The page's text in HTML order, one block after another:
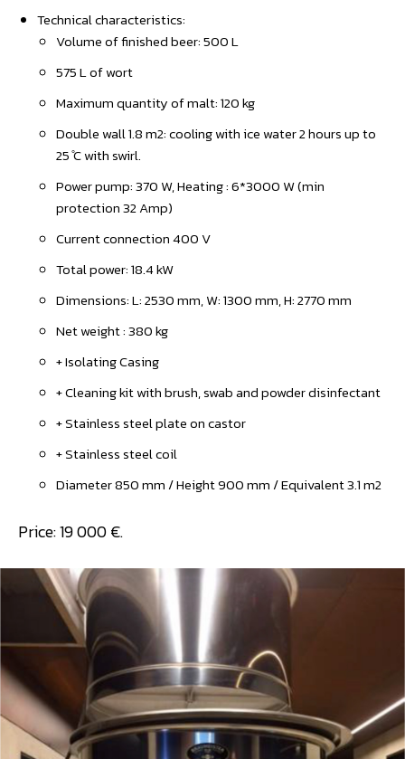
Technical characteristics:
Volume of finished beer: 500 L
575 L of wort
Maximum quantity of malt: 120 kg
Double wall 1.8 m2: cooling with ice water 2 hours up to
25 ̊C with swirl.
Power pump: 370 W, Heating : 6*3000 W (min
protection 32 Amp)
Current connection 400 V
Total power: 18.4 kW
Dimensions: L: 2530 mm, W: 1300 mm, H: 2770 mm
Net weight : 380 kg
+ Isolating Casing
+ Cleaning kit with brush, swab and powder disinfectant
+ Stainless steel plate on castor
+ Stainless steel coil
Diameter 850 mm / Height 900 mm / Equivalent 3.1 m2
Price: 19 000 €.